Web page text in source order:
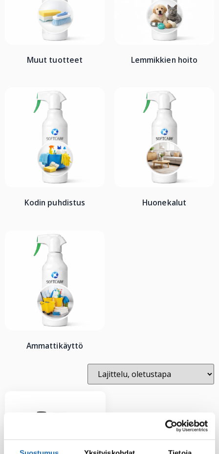
Muut tuotteet Lemmikkien hoito
Kodin puhdistus Huonekalut
Ammattikäyttö